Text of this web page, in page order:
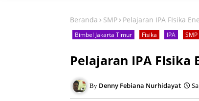
Beranda SMP Pelajaran IPA FIsika
Bimbel Jakarta Timur Fisika IPA SMP
Pelajaran IPA FIsika
Denny Febiana Nurhidayat